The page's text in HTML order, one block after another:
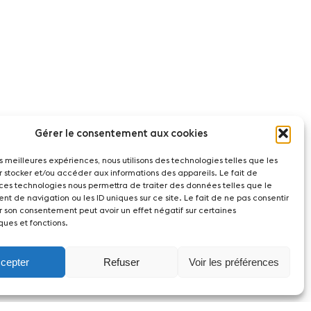
Gérer le consentement aux cookies
meilleures expériences, nous utilisons des technologies telles que les
stocker et/ou accéder aux informations des appareils. Le fait de
technologies nous permettra de traiter des données telles que le
de navigation ou les ID uniques sur ce site. Le fait de ne pas consentir
son consentement peut avoir un effet négatif sur certaines
et fonctions.
Refuser Voir les préférences